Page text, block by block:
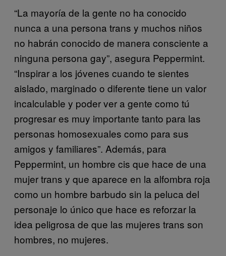
“La mayoría de la gente no ha conocido
nunca a una persona trans y muchos niños
no habrán conocido de manera consciente a
ninguna persona gay”, asegura Peppermint.
“Inspirar a los jóvenes cuando te sientes
aislado, marginado o diferente tiene un valor
incalculable y poder ver a gente como tú
progresar es muy importante tanto para las
personas homosexuales como para sus
amigos y familiares”. Además, para
Peppermint, un hombre cis que hace de una
mujer trans y que aparece en la alfombra roja
como un hombre barbudo sin la peluca del
personaje lo único que hace es reforzar la
idea peligrosa de que las mujeres trans son
hombres, no mujeres.